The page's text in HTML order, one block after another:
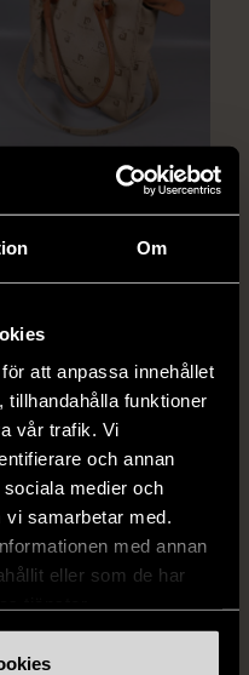
Om
att anpassa innehållet
tillhandahålla funktioner
vår trafik. Vi
och annan
medier och
vi samarbetar med.
med annan
eller som de har
Pierre Cardin - Väska -
1/5
SWEDISH MODEL